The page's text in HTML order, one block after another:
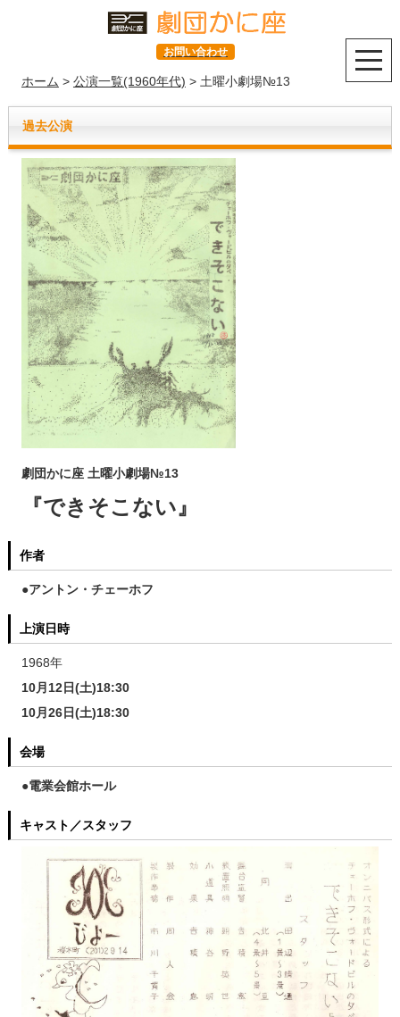
お問い合わせ
ホーム > 公演一覧(1960年代) > 土曜小劇場№13
過去公演
劇団かに座 土曜小劇場№13
『できそこない』
作者
●アントン・チェーホフ
上演日時
1968年
10月12日(土)18:30
10月26日(土)18:30
会場
●電業会館ホール
キャスト／スタッフ